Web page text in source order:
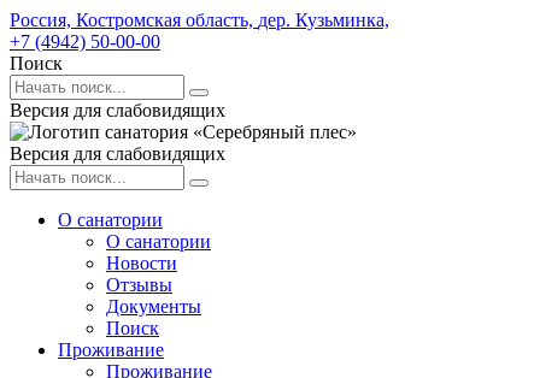
Россия, Костромская область, дер. Кузьминка,
+7 (4942) 50-00-00
Поиск
Версия для слабовидящих
Версия для слабовидящих
О санатории
О санатории
Новости
Отзывы
Документы
Поиск
Проживание
Проживание